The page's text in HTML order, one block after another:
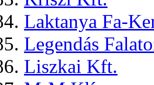
Laktanya Fa-
Legendás
Liszkai Kft.